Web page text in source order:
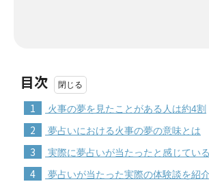
目次
1 火事の夢を見たことがある人は約4割
2 夢占いにおける火事の夢の意味とは
3 実際に夢占いが当たったと感じてい
4 夢占いが当たった実際の体験談を紹介